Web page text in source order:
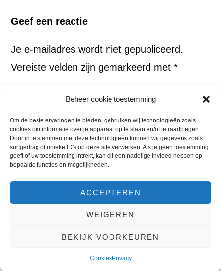
Beheer cookie toestemming
Om de beste ervaringen te bieden, gebruiken wij technologieën zoals
cookies om informatie over je apparaat op te slaan en/of te raadplegen.
Door in te stemmen met deze technologieën kunnen wij gegevens zoals
surfgedrag of unieke ID's op deze site verwerken. Als je geen toestemming
geeft of uw toestemming intrekt, kan dit een nadelige invloed hebben op
bepaalde functies en mogelijkheden.
ACCEPTEREN
WEIGEREN
BEKIJK VOORKEUREN
CookiesPrivacy
Geef een reactie
Je e-mailadres wordt niet gepubliceerd.
Vereiste velden zijn gemarkeerd met*